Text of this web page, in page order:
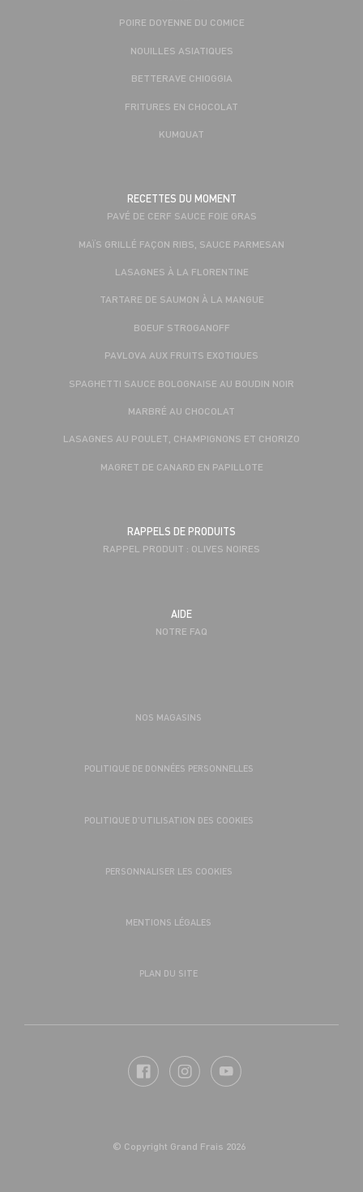
POIRE DOYENNE DU COMICE
NOUILLES ASIATIQUES
BETTERAVE CHIOGGIA
FRITURES EN CHOCOLAT
KUMQUAT
RECETTES DU MOMENT
PAVÉ DE CERF SAUCE FOIE GRAS
MAÏS GRILLÉ FAÇON RIBS, SAUCE PARMESAN
LASAGNES À LA FLORENTINE
TARTARE DE SAUMON À LA MANGUE
BOEUF STROGANOFF
PAVLOVA AUX FRUITS EXOTIQUES
SPAGHETTI SAUCE BOLOGNAISE AU BOUDIN NOIR
MARBRÉ AU CHOCOLAT
LASAGNES AU POULET, CHAMPIGNONS ET CHORIZO
MAGRET DE CANARD EN PAPILLOTE
RAPPELS DE PRODUITS
RAPPEL PRODUIT : OLIVES NOIRES
AIDE
NOTRE FAQ
NOS MAGASINS
POLITIQUE DE DONNÉES PERSONNELLES
POLITIQUE D’UTILISATION DES COOKIES
PERSONNALISER LES COOKIES
MENTIONS LÉGALES
PLAN DU SITE
© Copyright Grand Frais 2026